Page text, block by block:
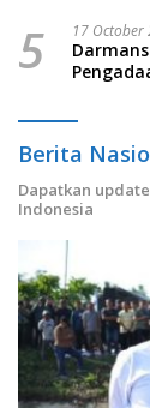
5 17 October
Berita
Dapatkan
Indonesia